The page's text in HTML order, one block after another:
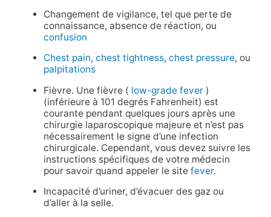
Changement de vigilance, tel que perte de
connaissance, absence de réaction, ou
confusion
Chest pain, chest tightness, chest pressure, ou
palpitations
Fièvre. Une fièvre ( low-grade fever)
(inférieure à 101 degrés Fahrenheit) est
courante pendant quelques jours après une
chirurgie laparoscopique majeure et n’est pas
nécessairement le signe d’une infection
chirurgicale. Cependant, vous devez suivre les
instructions spécifiques de votre médecin
pour savoir quand appeler le site fever.
Incapacité d’uriner, d’évacuer des gaz ou
d’aller à la selle.